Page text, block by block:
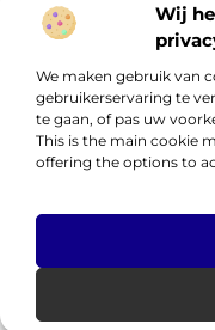
Wij
We maken gebruik van
gebruikerservaring te
te gaan, of pas uw
This is the main cookie
offering the options to